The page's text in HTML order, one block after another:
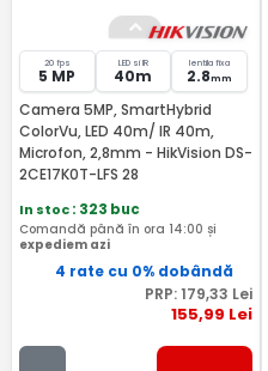
20 fps
5 MP
LED si IR
40m
lentila fixa
2.8mm
Camera 5MP, SmartHybrid
ColorVu, LED 40m/ IR 40m,
Microfon, 2,8mm - HikVision DS-
2CE17K0T-LFS 28
In stoc: 323 buc
Comandă până în ora 14:00 și
expediem azi
4 rate cu 0% dobândă
PRP: 179,33 Lei
155,99 Lei